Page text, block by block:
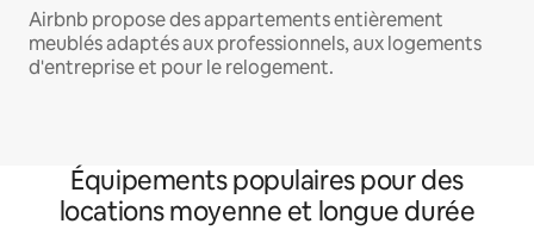
Airbnb propose des appartements entièrement
meublés adaptés aux professionnels, aux logements
d'entreprise et pour le relogement.
Équipements populaires pour des
locations moyenne et longue durée